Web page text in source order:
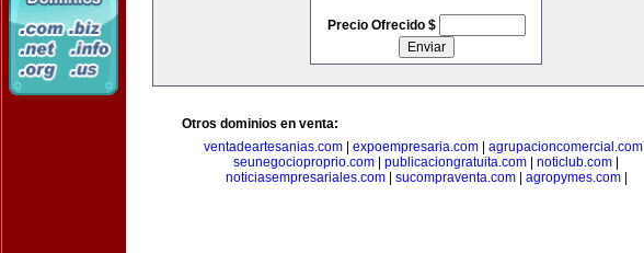
Precio Ofrecido $
Otros dominios en venta:
ventadeartesanias.com| expoempresaria.com| agrupacioncomercial.com|
seunegocioproprio.com
publicaciongratuita.com noticlub.com
noticiasempresariales.com| sucompraventa.com| agropymes.com|